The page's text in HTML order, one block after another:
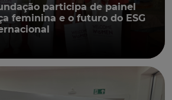
participa de painel
feminina e o futuro do ESG